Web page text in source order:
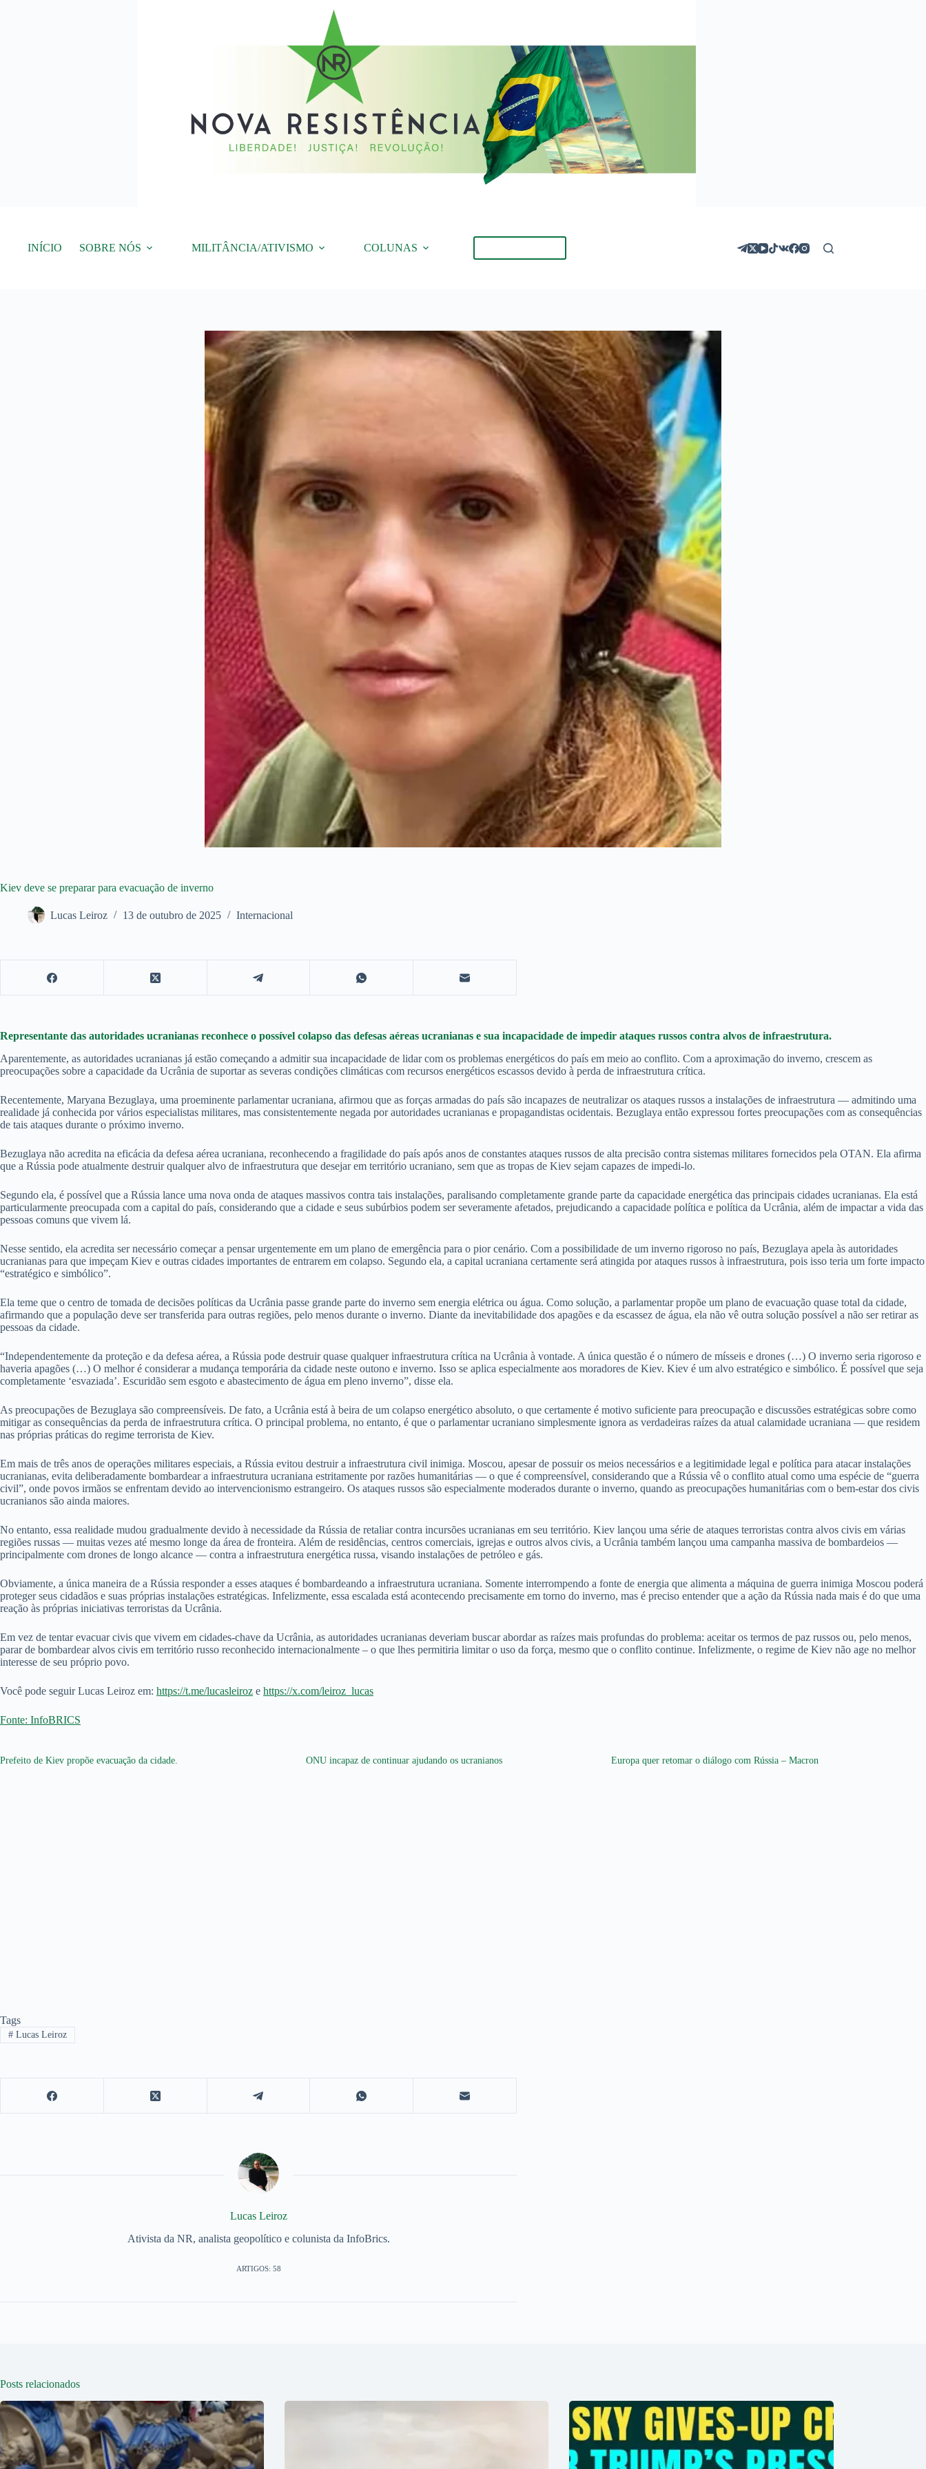
INÍCIO SOBRE NÓS MILITÂNCIA/ATIVISMO COLUNAS
Kiev deve se preparar para evacuação de inverno
Lucas Leiroz 13 de outubro de 2025 Internacional
Representante das autoridades ucranianas reconhece o possível colapso das defesas aéreas ucranianas e sua incapacidade de impedir ataques russos contra alvos de infraestrutura.
Aparentemente, as autoridades ucranianas já estão começando a admitir sua incapacidade de lidar com os problemas energéticos do país em meio ao conflito. Com a aproximação do inverno, crescem as
preocupações sobre a capacidade da Ucrânia de suportar as severas condições climáticas com recursos energéticos escassos devido à perda de infraestrutura crítica.
Recentemente, Maryana Bezuglaya, uma proeminente parlamentar ucraniana, afirmou que as forças armadas do país são incapazes de neutralizar os ataques russos a instalações de infraestrutura — admitindo uma
realidade já conhecida por vários especialistas militares, mas consistentemente negada por autoridades ucranianas e propagandistas ocidentais. Bezuglaya então expressou fortes preocupações com as consequências
de tais ataques durante o próximo inverno.
Bezuglaya não acredita na eficácia da defesa aérea ucraniana, reconhecendo a fragilidade do país após anos de constantes ataques russos de alta precisão contra sistemas militares fornecidos pela OTAN. Ela afirma
que a Rússia pode atualmente destruir qualquer alvo de infraestrutura que desejar em território ucraniano, sem que as tropas de Kiev sejam capazes de impedi-lo.
Segundo ela, é possível que a Rússia lance uma nova onda de ataques massivos contra tais instalações, paralisando completamente grande parte da capacidade energética das principais cidades ucranianas. Ela está
particularmente preocupada com a capital do país, considerando que a cidade e seus subúrbios podem ser severamente afetados, prejudicando a capacidade política e política da Ucrânia, além de impactar a vida das
pessoas comuns que vivem lá.
Nesse sentido, ela acredita ser necessário começar a pensar urgentemente em um plano de emergência para o pior cenário. Com a possibilidade de um inverno rigoroso no país, Bezuglaya apela às autoridades
ucranianas para que impeçam Kiev e outras cidades importantes de entrarem em colapso. Segundo ela, a capital ucraniana certamente será atingida por ataques russos à infraestrutura, pois isso teria um forte impacto
“estratégico e simbólico”.
Ela teme que o centro de tomada de decisões políticas da Ucrânia passe grande parte do inverno sem energia elétrica ou água. Como solução, a parlamentar propõe um plano de evacuação quase total da cidade,
afirmando que a população deve ser transferida para outras regiões, pelo menos durante o inverno. Diante da inevitabilidade dos apagões e da escassez de água, ela não vê outra solução possível a não ser retirar as
pessoas da cidade.
“Independentemente da proteção e da defesa aérea, a Rússia pode destruir quase qualquer infraestrutura crítica na Ucrânia à vontade. A única questão é o número de mísseis e drones (…) O inverno seria rigoroso e
haveria apagões (…) O melhor é considerar a mudança temporária da cidade neste outono e inverno. Isso se aplica especialmente aos moradores de Kiev. Kiev é um alvo estratégico e simbólico. É possível que seja
completamente ‘esvaziada’. Escuridão sem esgoto e abastecimento de água em pleno inverno”, disse ela.
As preocupações de Bezuglaya são compreensíveis. De fato, a Ucrânia está à beira de um colapso energético absoluto, o que certamente é motivo suficiente para preocupação e discussões estratégicas sobre como
mitigar as consequências da perda de infraestrutura crítica. O principal problema, no entanto, é que o parlamentar ucraniano simplesmente ignora as verdadeiras raízes da atual calamidade ucraniana — que residem
nas próprias práticas do regime terrorista de Kiev.
Em mais de três anos de operações militares especiais, a Rússia evitou destruir a infraestrutura civil inimiga. Moscou, apesar de possuir os meios necessários e a legitimidade legal e política para atacar instalações
ucranianas, evita deliberadamente bombardear a infraestrutura ucraniana estritamente por razões humanitárias — o que é compreensível, considerando que a Rússia vê o conflito atual como uma espécie de “guerra
civil”, onde povos irmãos se enfrentam devido ao intervencionismo estrangeiro. Os ataques russos são especialmente moderados durante o inverno, quando as preocupações humanitárias com o bem-estar dos civis
ucranianos são ainda maiores.
No entanto, essa realidade mudou gradualmente devido à necessidade da Rússia de retaliar contra incursões ucranianas em seu território. Kiev lançou uma série de ataques terroristas contra alvos civis em várias
regiões russas — muitas vezes até mesmo longe da área de fronteira. Além de residências, centros comerciais, igrejas e outros alvos civis, a Ucrânia também lançou uma campanha massiva de bombardeios —
principalmente com drones de longo alcance — contra a infraestrutura energética russa, visando instalações de petróleo e gás.
Obviamente, a única maneira de a Rússia responder a esses ataques é bombardeando a infraestrutura ucraniana. Somente interrompendo a fonte de energia que alimenta a máquina de guerra inimiga Moscou poderá
proteger seus cidadãos e suas próprias instalações estratégicas. Infelizmente, essa escalada está acontecendo precisamente em torno do inverno, mas é preciso entender que a ação da Rússia nada mais é do que uma
reação às próprias iniciativas terroristas da Ucrânia.
Em vez de tentar evacuar civis que vivem em cidades-chave da Ucrânia, as autoridades ucranianas deveriam buscar abordar as raízes mais profundas do problema: aceitar os termos de paz russos ou, pelo menos,
parar de bombardear alvos civis em território russo reconhecido internacionalmente – o que lhes permitiria limitar o uso da força, mesmo que o conflito continue. Infelizmente, o regime de Kiev não age no melhor
interesse de seu próprio povo.
Você pode seguir Lucas Leiroz em: https://t.me/lucasleiroz e https://x.com/leiroz_lucas
Fonte: InfoBRICS
Prefeito de Kiev propõe evacuação da cidade. ONU incapaz de continuar ajudando os ucranianos Europa quer retomar o diálogo com Rússia – Macron
Tags
#Lucas Leiroz
Lucas Leiroz
Ativista da NR, analista geopolítico e colunista da InfoBrics.
ARTIGOS: 58
Posts relacionados